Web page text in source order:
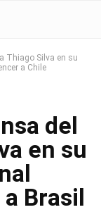
Thiago Silva en su
a Chile
del
en su
Brasil